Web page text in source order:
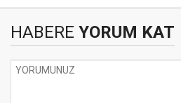
HABERE YORUM KAT